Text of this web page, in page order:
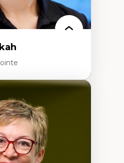
des nouvelles
et électronique
culturelle des